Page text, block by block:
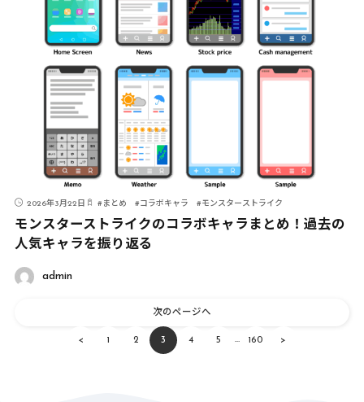
2026年3月22日 #まとめ #コラボキャラ #モンスターストライク
モンスターストライクのコラボキャラまとめ！過去の
人気キャラを振り返る
admin
次のページへ
< 1 2 3 4 5 … 160 >